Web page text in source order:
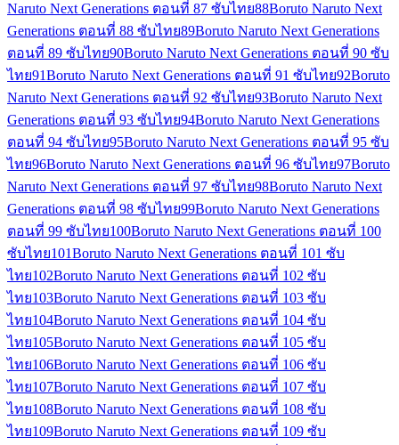
Naruto Next Generations ตอนที่ 87 ซับไทย88Boruto Naruto Next
Generations ตอนที่ 88 ซับไทย89Boruto Naruto Next Generations
ตอนที่ 89 ซับไทย90Boruto Naruto Next Generations ตอนที่ 90 ซับ
ไทย91Boruto Naruto Next Generations ตอนที่ 91 ซับไทย92Boruto
Naruto Next Generations ตอนที่ 92 ซับไทย93Boruto Naruto Next
Generations ตอนที่ 93 ซับไทย94Boruto Naruto Next Generations
ตอนที่ 94 ซับไทย95Boruto Naruto Next Generations ตอนที่ 95 ซับ
ไทย96Boruto Naruto Next Generations ตอนที่ 96 ซับไทย97Boruto
Naruto Next Generations ตอนที่ 97 ซับไทย98Boruto Naruto Next
Generations ตอนที่ 98 ซับไทย99Boruto Naruto Next Generations
ตอนที่ 99 ซับไทย100Boruto Naruto Next Generations ตอนที่ 100
ซับไทย101Boruto Naruto Next Generations ตอนที่ 101 ซับ
ไทย102Boruto Naruto Next Generations ตอนที่ 102 ซับ
ไทย103Boruto Naruto Next Generations ตอนที่ 103 ซับ
ไทย104Boruto Naruto Next Generations ตอนที่ 104 ซับ
ไทย105Boruto Naruto Next Generations ตอนที่ 105 ซับ
ไทย106Boruto Naruto Next Generations ตอนที่ 106 ซับ
ไทย107Boruto Naruto Next Generations ตอนที่ 107 ซับ
ไทย108Boruto Naruto Next Generations ตอนที่ 108 ซับ
ไทย109Boruto Naruto Next Generations ตอนที่ 109 ซับ